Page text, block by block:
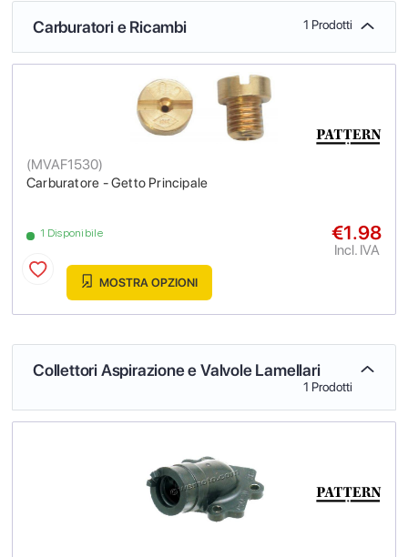
Carburatori e Ricambi 1 Prodotti
Carburatore - Getto Principale
(MVAF1530)
1 Disponibile €1.98
Incl. IVA
MOSTRA OPZIONI
Collettori Aspirazione e Valvole Lamellari
1 Prodotti